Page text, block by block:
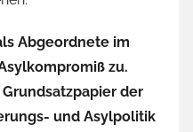
Abgeordnete im
zu.
der
und Asylpolitik